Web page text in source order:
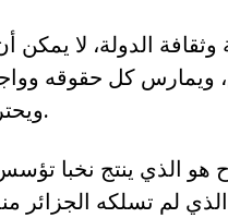
الدولة، لا يمكن
ويمارس كل حقوقه
ويحترم بيئته بشجرها وحجرها، في البر والبحر والجو.
هو الذي ينتج نخبا